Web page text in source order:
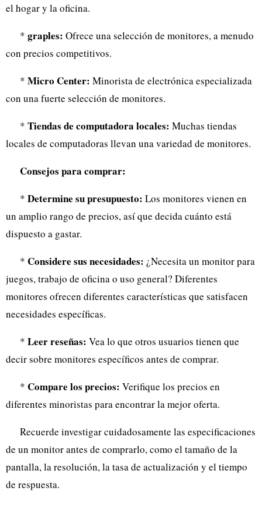
el hogar y la oficina.
* graples: Ofrece una selección de monitores, a menudo
con precios competitivos.
* Micro Center: Minorista de electrónica especializada
con una fuerte selección de monitores.
* Tiendas de computadora locales: Muchas tiendas
locales de computadoras llevan una variedad de monitores.
Consejos para comprar:
* Determine su presupuesto: Los monitores vienen en
un amplio rango de precios, así que decida cuánto está
dispuesto a gastar.
* Considere sus necesidades: ¿Necesita un monitor para
juegos, trabajo de oficina o uso general? Diferentes
monitores ofrecen diferentes características que satisfacen
necesidades específicas.
* Leer reseñas: Vea lo que otros usuarios tienen que
decir sobre monitores específicos antes de comprar.
* Compare los precios: Verifique los precios en
diferentes minoristas para encontrar la mejor oferta.
Recuerde investigar cuidadosamente las especificaciones
de un monitor antes de comprarlo, como el tamaño de la
pantalla, la resolución, la tasa de actualización y el tiempo
de respuesta.